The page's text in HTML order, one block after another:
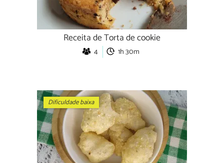
Receita de Torta de cookie
4 1h 30m
Dificuldade baixa